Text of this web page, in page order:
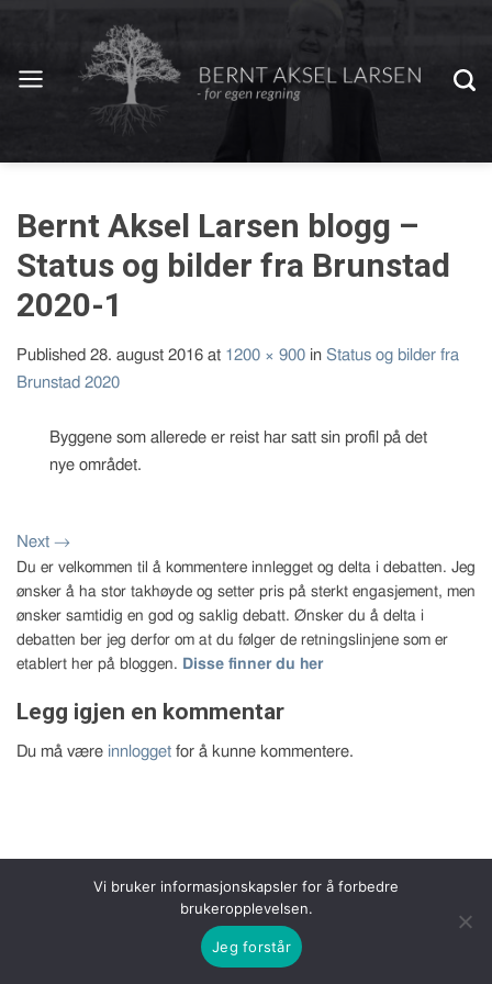
Bernt Aksel Larsen blogg –
Status og bilder fra Brunstad
2020-1
Published 28. august 2016 at 1200 × 900 in Status og bilder fra
Brunstad 2020
Byggene som allerede er reist har satt sin profil på det
nye området.
Next →
Du er velkommen til å kommentere innlegget og delta i debatten. Jeg
ønsker å ha stor takhøyde og setter pris på sterkt engasjement, men
ønsker samtidig en god og saklig debatt. Ønsker du å delta i
debatten ber jeg derfor om at du følger de retningslinjene som er
etablert her på bloggen. Disse finner du her
Legg igjen en kommentar
Du må være innlogget for å kunne kommentere.
Copyright 2026 © Bernt Aksel Larsen
Vi bruker informasjonskapsler for å forbedre
brukeropplevelsen.
Jeg forstår